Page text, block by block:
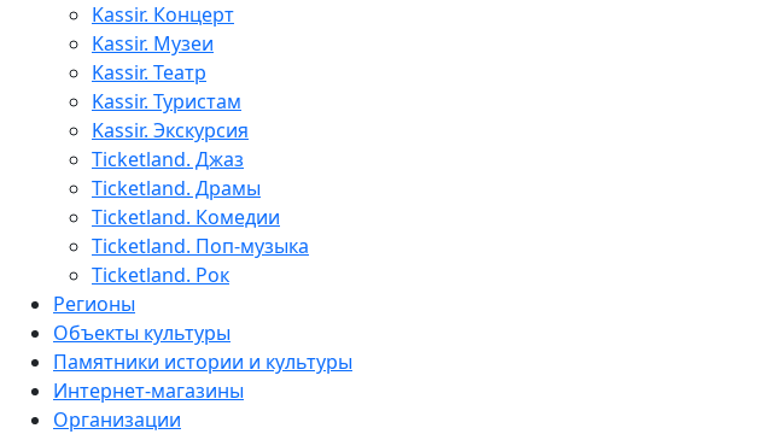
Kassir. Концерт
Kassir. Музеи
Kassir. Театр
Kassir. Туристам
Kassir. Экскурсия
Ticketland. Джаз
Ticketland. Драмы
Ticketland. Комедии
Ticketland. Поп-музыка
Ticketland. Рок
Регионы
Объекты культуры
Памятники истории и культуры
Интернет-магазины
Организации